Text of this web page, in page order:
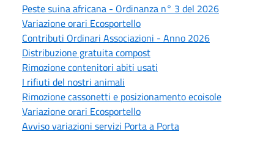
Peste suina africana - Ordinanza n° 3 del 2026
Variazione orari Ecosportello
Contributi Ordinari Associazioni - Anno 2026
Distribuzione gratuita compost
Rimozione contenitori abiti usati
I rifiuti del nostri animali
Rimozione cassonetti e posizionamento ecoisole
Variazione orari Ecosportello
Avviso variazioni servizi Porta a Porta